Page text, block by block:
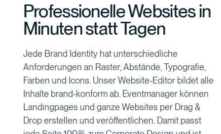
Professionelle Websites in
Minuten statt Tagen
Jede Brand Identity hat unterschiedliche
Anforderungen an Raster, Abstände, Typografie,
Farben und Icons. Unser Website-Editor bildet alle
Inhalte brand-konform ab. Eventmanager können
Landingpages und ganze Websites per Drag &
Drop erstellen und veröffentlichen. Damit passt